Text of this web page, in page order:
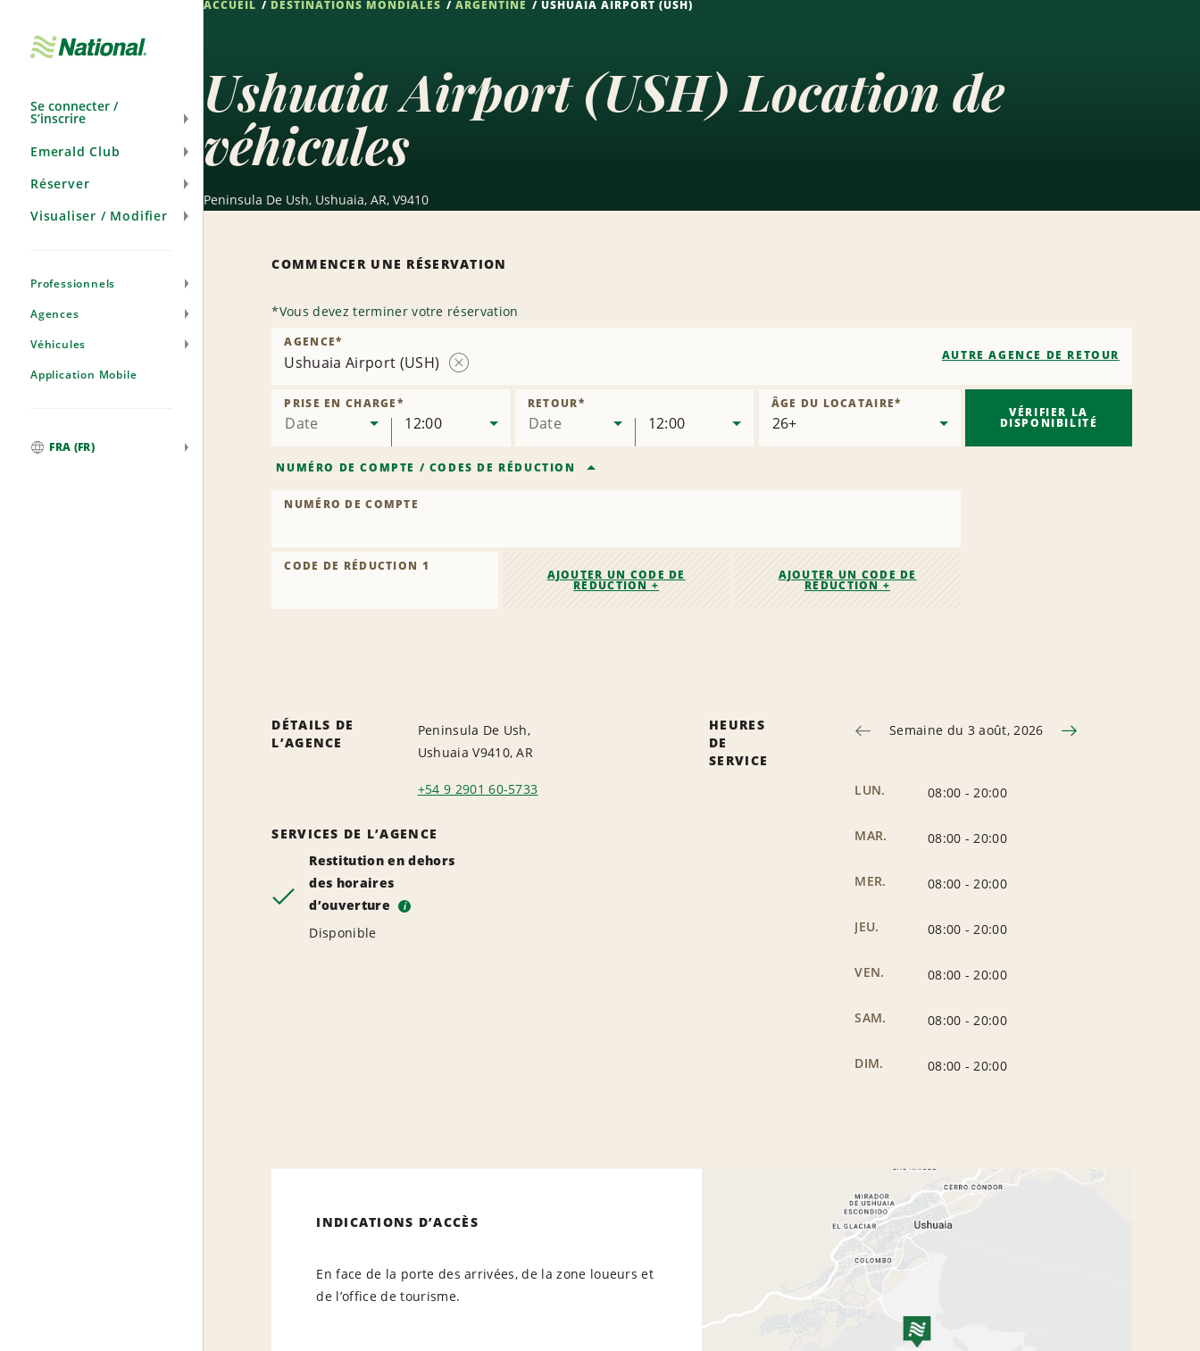
navigation
Se connecter /
S’inscrire
Emerald Club
Réserver
Visualiser / Modifier
Professionnels
Agences
Véhicules
Application Mobile
FRA (FR)
ACCUEIL DESTINATIONS MONDIALES ARGENTINE USHUAIA AIRPORT (USH)
Ushuaia Airport (USH) Location de
véhicules
Peninsula De Ush, Ushuaia, AR, V9410
COMMENCER UNE RÉSERVATION
*Vous devez terminer votre réservation
Ushuaia Airport (USH)
AGENCE*
AUTRE AGENCE DE RETOUR
Date
PRISE EN CHARGE*
12:00 Date
RETOUR*
12:00
ÂGE DU LOCATAIRE*
NUMÉRO DE COMPTE / CODES DE RÉDUCTION
NUMÉRO DE COMPTE
CODE DE RÉDUCTION 1
AJOUTER UN CODE DE
RÉDUCTION +
AJOUTER UN CODE DE
RÉDUCTION +
VÉRIFIER LA
DISPONIBILITÉ
DÉTAILS DE
L’AGENCE
Peninsula De Ush,
Ushuaia V9410, AR
+54 9 2901 60-5733
SERVICES DE L’AGENCE
Restitution en dehors
des horaires
d’ouverture
i
Disponible
HEURES
DE
SERVICE
Semaine du 3 août, 2026
LUN. 08:00 -20:00
MAR. 08:00 -20:00
MER. 08:00 -20:00
JEU. 08:00 -20:00
VEN. 08:00 -20:00
SAM. 08:00 -20:00
DIM. 08:00 -20:00
INDICATIONS D’ACCÈS
En face de la porte des arrivées, de la zone loueurs et
de l’office de tourisme.